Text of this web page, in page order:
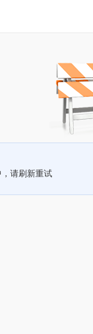
请刷新重试